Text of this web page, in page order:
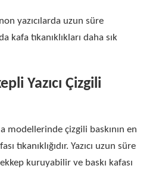
yazıcılarda uzun süre
kafa tıkanıklıkları daha sık
Yazıcı Çizgili
modellerinde çizgili baskının en
tıkanıklığıdır. Yazıcı uzun süre
kuruyabilir ve baskı kafası